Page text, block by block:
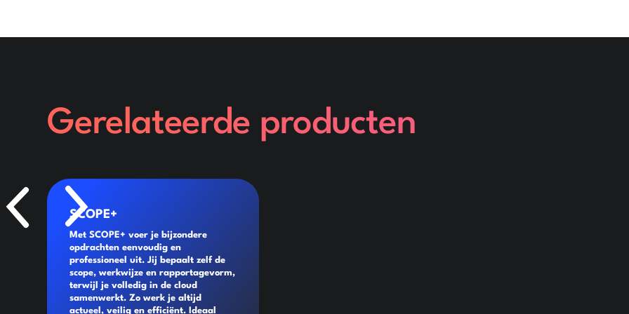
Gerelateerde producten
SCOPE+
Met SCOPE+ voer je bijzondere
opdrachten eenvoudig en
professioneel uit. Jij bepaalt zelf de
scope, werkwijze en rapportagevorm,
terwijl je volledig in de cloud
samenwerkt. Zo werk je altijd
actueel, veilig en efficiënt. Ideaal